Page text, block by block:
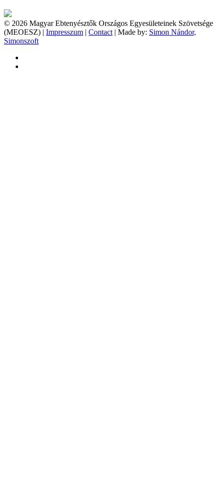
© 2026 Magyar Ebtenyésztők Országos Egyesületeinek Szövetsége
(MEOESZ) | Impresszum | Contact | Made by: Simon Nándor,
Simonszoft